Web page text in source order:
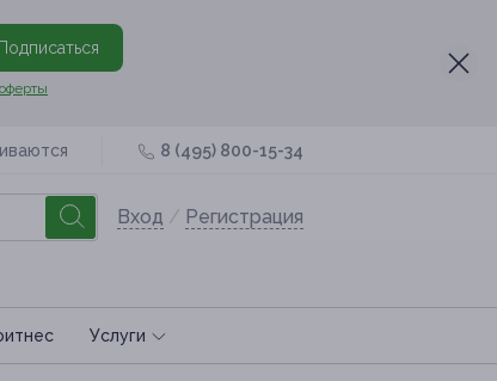
Подписаться
8 (495) 800-15-34
Вход / Регистрация
Услуги